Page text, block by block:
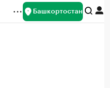
Башкортостан